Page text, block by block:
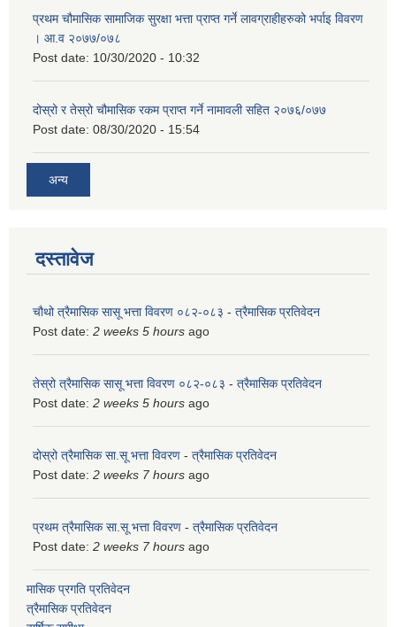
प्रथम चौमासिक सामाजिक सुरक्षा भत्ता प्राप्त गर्ने लावग्राहीहरुको भर्पाइ विवरण
। आ.व २०७७/०७८
Post date: 10/30/2020 - 10:32
दोस्रो र तेस्रो चौमासिक रकम प्राप्त गर्ने नामावली सहित २०७६/०७७
Post date: 08/30/2020 - 15:54
अन्य
दस्तावेज
चौथो त्रैमासिक सासू भत्ता विवरण ०८२-०८३ - त्रैमासिक प्रतिवेदन
Post date: 2 weeks 5 hours ago
तेस्रो त्रैमासिक सासू भत्ता विवरण ०८२-०८३ - त्रैमासिक प्रतिवेदन
Post date: 2 weeks 5 hours ago
दोस्रो त्रैमासिक सा.सू भत्ता विवरण - त्रैमासिक प्रतिवेदन
Post date: 2 weeks 7 hours ago
प्रथम त्रैमासिक सा.सू भत्ता विवरण - त्रैमासिक प्रतिवेदन
Post date: 2 weeks 7 hours ago
मासिक प्रगति प्रतिवेदन
त्रैमासिक प्रतिवेदन